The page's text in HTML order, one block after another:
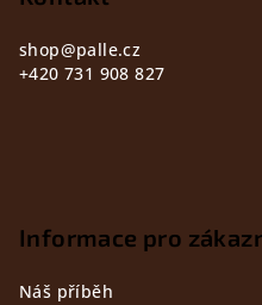
shop@palle.cz
+420 731 908 827
Informace pro
Náš příběh